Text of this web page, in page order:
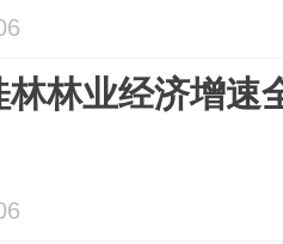
林林业经济增速